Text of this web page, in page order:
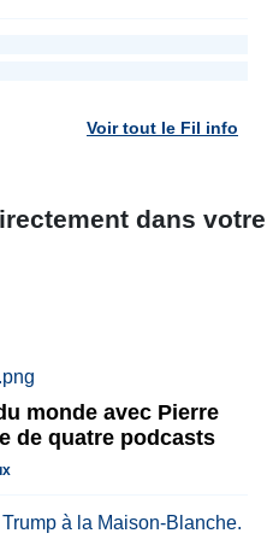
Voir tout le Fil info
dans votre
monde avec Pierre
de quatre podcasts